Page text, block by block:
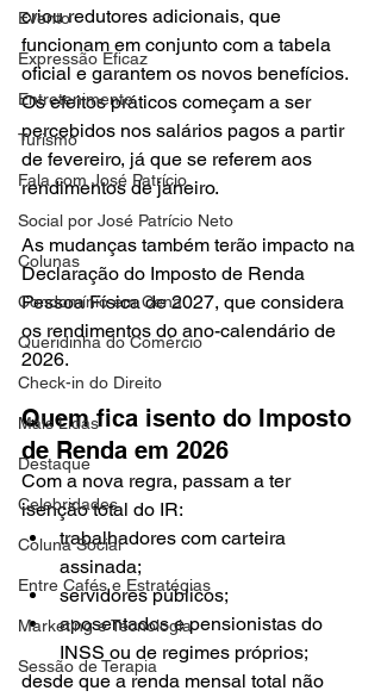
Evento
Expressão Eficaz
Entretenimento
Turismo
Fala com José Patrício
Social por José Patrício Neto
Colunas
Condomínio em Cena
Queridinha do Comércio
Check-in do Direito
Mais Lidas
Destaque
Celebridades
Coluna Social
Entre Cafés e Estratégias
Marketing e Tecnologia
Sessão de Terapia
criou redutores adicionais, que
funcionam em conjunto com a tabela
oficial e garantem os novos benefícios.
Os efeitos práticos começam a ser
percebidos nos salários pagos a partir
de fevereiro, já que se referem aos
rendimentos de janeiro.
As mudanças também terão impacto na
Declaração do Imposto de Renda
Pessoa Física de 2027, que considera
os rendimentos do ano-calendário de
2026.
Quem fica isento do Imposto
de Renda em 2026
Com a nova regra, passam a ter
isenção total do IR:
trabalhadores com carteira
assinada;
servidores públicos;
aposentados e pensionistas do
INSS ou de regimes próprios;
desde que a renda mensal total não